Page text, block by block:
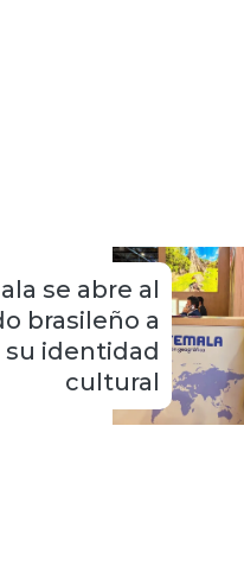
se abre al
brasileño a
su identidad
cultural